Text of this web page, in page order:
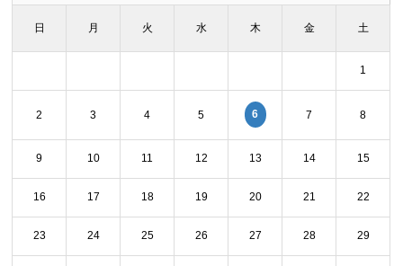
日 月 火 水 木 金 土
1
2 3 4 5 6 7 8
9 10 11 12 13 14 15
16 17 18 19 20 21 22
23 24 25 26 27 28 29